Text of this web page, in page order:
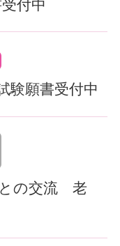
付中
験願書受付中
との交流 老